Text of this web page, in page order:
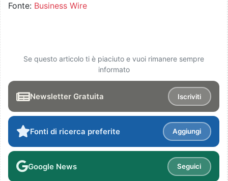
Fonte: Business Wire
Se questo articolo ti è piaciuto e vuoi rimanere sempre
informato
Newsletter Gratuita Iscriviti
Fonti di ricerca preferite Aggiungi
Google News Seguici